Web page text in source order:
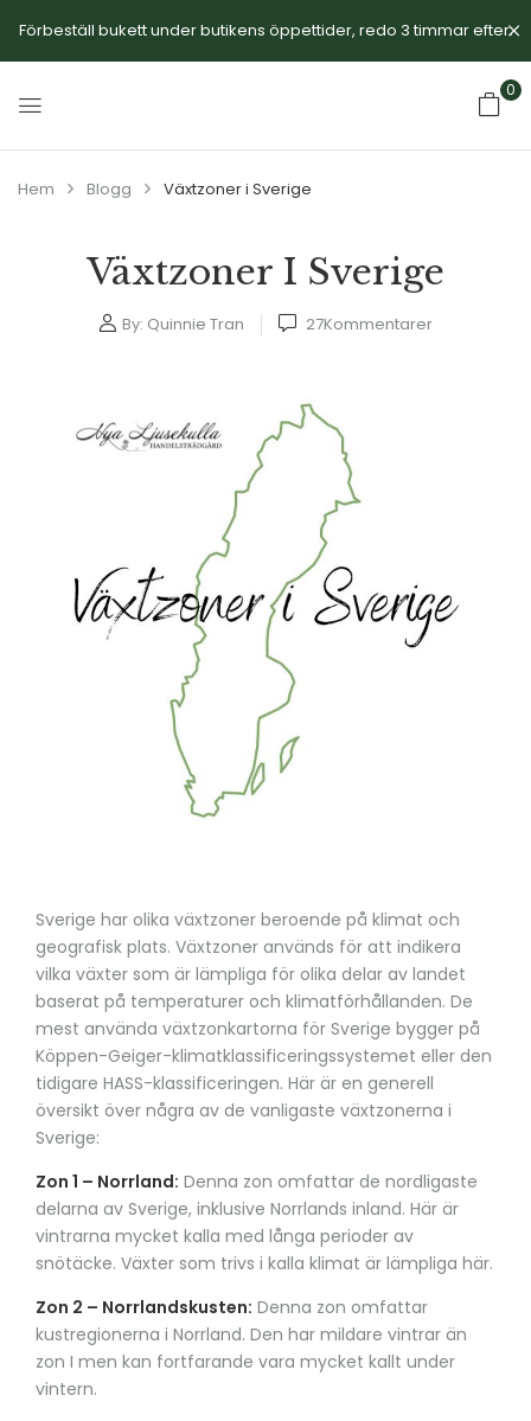
Förbeställ bukett under butikens öppettider, redo 3 timmar efter.
0
Hem Blogg Växtzoner i Sverige
Växtzoner I Sverige
By: Quinnie Tran 27Kommentarer
Sverige har olika växtzoner beroende på klimat och
geografisk plats. Växtzoner används för att indikera
vilka växter som är lämpliga för olika delar av landet
baserat på temperaturer och klimatförhållanden. De
mest använda växtzonkartorna för Sverige bygger på
Köppen-Geiger-klimatklassificeringssystemet eller den
tidigare HASS-klassificeringen. Här är en generell
översikt över några av de vanligaste växtzonerna i
Sverige:
Zon 1 – Norrland: Denna zon omfattar de nordligaste
delarna av Sverige, inklusive Norrlands inland. Här är
vintrarna mycket kalla med långa perioder av
snötäcke. Växter som trivs i kalla klimat är lämpliga här.
Zon 2 – Norrlandskusten: Denna zon omfattar
kustregionerna i Norrland. Den har mildare vintrar än
zon I men kan fortfarande vara mycket kallt under
vintern.